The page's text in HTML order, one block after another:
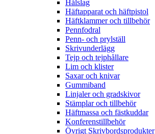
Hålslag
Häftapparat och häftpistol
Häftklammer och tillbehör
Pennfodral
Penn- och prylställ
Skrivunderlägg
Tejp och tejphållare
Lim och klister
Saxar och knivar
Gummiband
Linjaler och gradskivor
Stämplar och tillbehör
Häftmassa och fästkuddar
Konferenstillbehör
Övrigt Skrivbordsprodukter